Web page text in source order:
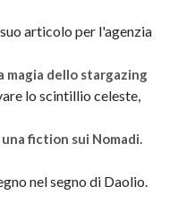
articolo per l'agenzia
magia dello stargazing
lo scintillio celeste,
fiction sui Nomadi.
nel segno di Daolio.